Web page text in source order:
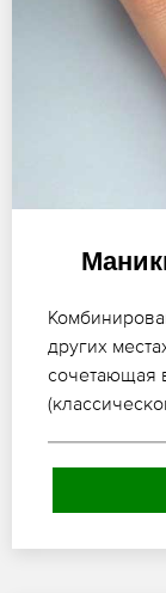
других
сочетающая